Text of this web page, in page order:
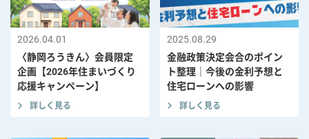
2026.04.01
〈静岡ろうきん〉会員限定
企画【2026年住まいづくり
応援キャンペーン】
詳しく見る
2025.08.29
金融政策決定会合のポイン
ト整理｜今後の金利予想と
住宅ローンへの影響
詳しく見る